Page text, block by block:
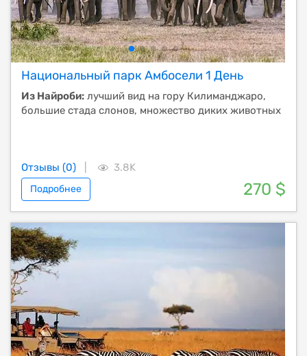
Национальный парк Амбосели 1 День
Из Найроби: лучший вид на гору Килиманджаро,
большие стада слонов, множество диких животных
Отзывы (0) 3.8K
Подробнее 270 $